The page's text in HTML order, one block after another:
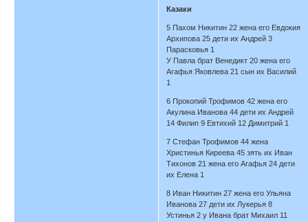
Казаки
5 Пахом Никитин 22 жена его Евдокия
Архипова 25 дети их Андрей 3
Парасковья 1
У Павла брат Венедикт 20 жена его
Агафья Яковлева 21 сын их Василий
1
6 Прокопий Трофимов 42 жена его
Акулина Иванова 44 дети их Андрей
14 Филип 9 Евтихий 12 Димитрий 1
7 Стефан Трофимов 44 жена
Христинья Киреева 45 зять их Иван
Тихонов 21 жена его Агафья 24 дети
их Елена 1
8 Иван Никитин 27 жена его Ульяна
Иванова 27 дети их Лукерья 8
Устинья 2 у Ивана брат Михаил 11